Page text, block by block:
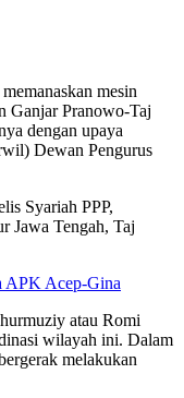
mesin
Ganjar Pranowo-Taj
dengan upaya
Dewan Pengurus
Syariah PPP,
Jawa Tengah, Taj
APK Acep-Gina
atau Romi
wilayah ini. Dalam
melakukan